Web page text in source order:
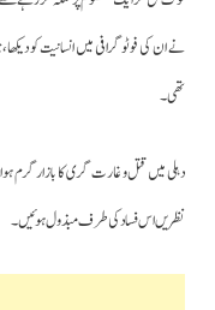
نے ان کی فوٹوگرافی میں انسانیت کو
تھی۔
دہلی میں قتل و غارت گری کا بازار گرم
نظریں اس فساد کی طرف مبذول ہوئیں۔